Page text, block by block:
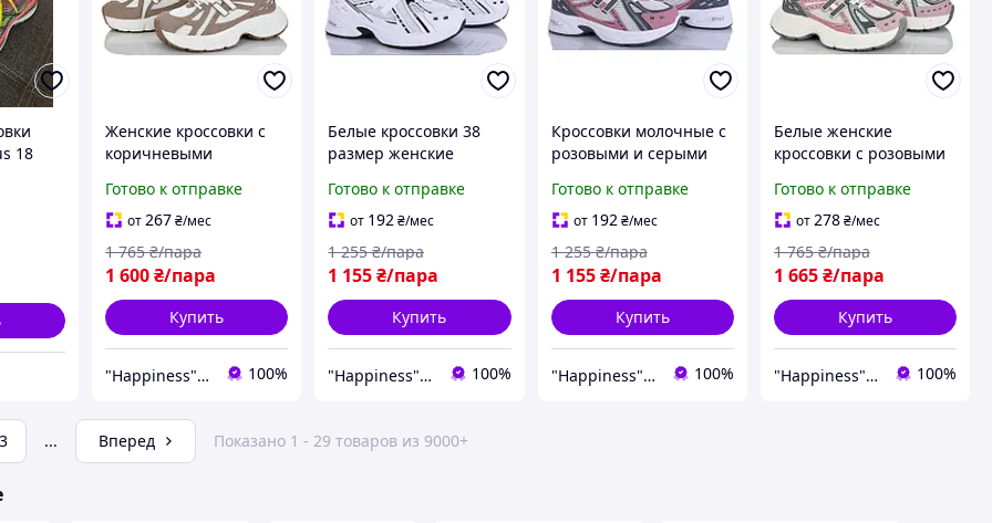
18
Женские кроссовки с
коричневыми
Готово к отправке
от267₴/мес
1 600₴/пара
1 765 ₴/пара
Купить
"Happiness" shop 100%
Белые кроссовки 38
размер женские
Готово к отправке
от 192₴/мес
1 155₴/пара
1 255 ₴/пара
Купить
"Happiness" shop 100%
Кроссовки молочные с
розовыми и серыми
женские
Готово к отправке
от 192 ₴/мес
1 155 ₴/пара
1 255 ₴/пара
Купить
"Happiness" shop 100%
Белые женские
кроссовки с розовыми
размер
Готово к отправке
от278₴/мес
1 665₴/пара
1 765 ₴/пара
Купить
"Happiness" shop 100%
3 ... Вперед Показано 1 - 29 товаров из 9000+